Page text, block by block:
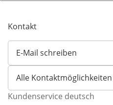
Kontakt
E-Mail schreiben
Öffnet E-Mail-Client
Alle Kontaktmöglichkeiten
Kundenservice deutsch